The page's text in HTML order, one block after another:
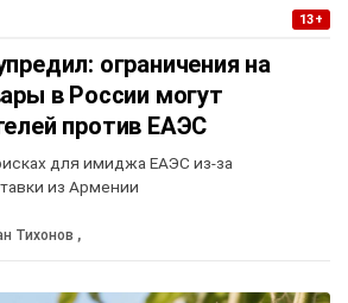
13+
ограничения на
в России могут
против ЕАЭС
для имиджа ЕАЭС из-за
из Армении
Тихонов ,